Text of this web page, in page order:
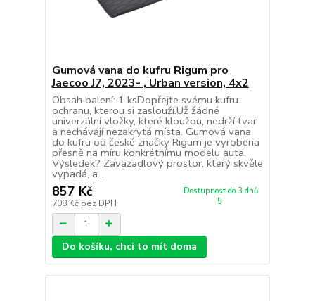
Gumová vana do kufru Rigum pro
Jaecoo J7, 2023- , Urban version, 4x2
Obsah balení: 1 ksDopřejte svému kufru
ochranu, kterou si zaslouží.Už žádné
univerzální vložky, které kloužou, nedrží tvar
a nechávají nezakrytá místa. Gumová vana
do kufru od české značky Rigum je vyrobena
přesně na míru konkrétnímu modelu auta.
Výsledek? Zavazadlový prostor, který skvěle
vypadá, a...
857 Kč
708 Kč bez DPH
Dostupnost do 3 dnů
5
Do košíku, chci to mít doma